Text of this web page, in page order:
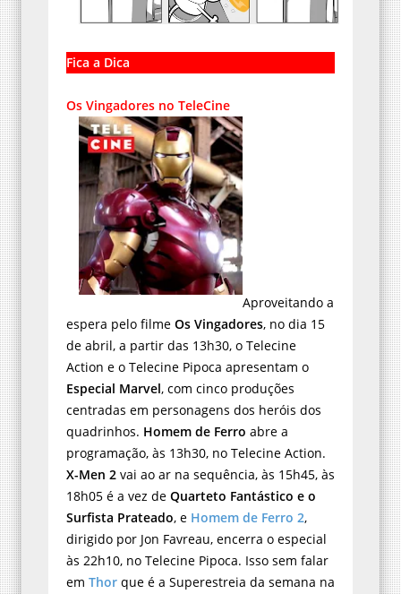
Fica a Dica
Os Vingadores no TeleCine
Aproveitando a
espera pelo filme Os Vingadores, no dia 15
de abril, a partir das 13h30, o Telecine
Action e o Telecine Pipoca apresentam o
Especial Marvel, com cinco produções
centradas em personagens dos heróis dos
quadrinhos. Homem de Ferro abre a
programação, às 13h30, no Telecine Action.
X-Men 2 vai ao ar na sequência, às 15h45, às
18h05 é a vez de Quarteto Fantástico e o
Surfista Prateado, e Homem de Ferro 2,
dirigido por Jon Favreau, encerra o especial
às 22h10, no Telecine Pipoca. Isso sem falar
em Thor que é a Superestreia da semana na